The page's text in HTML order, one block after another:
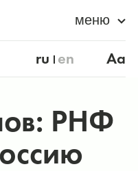
меню
ru en Aa
РНФ